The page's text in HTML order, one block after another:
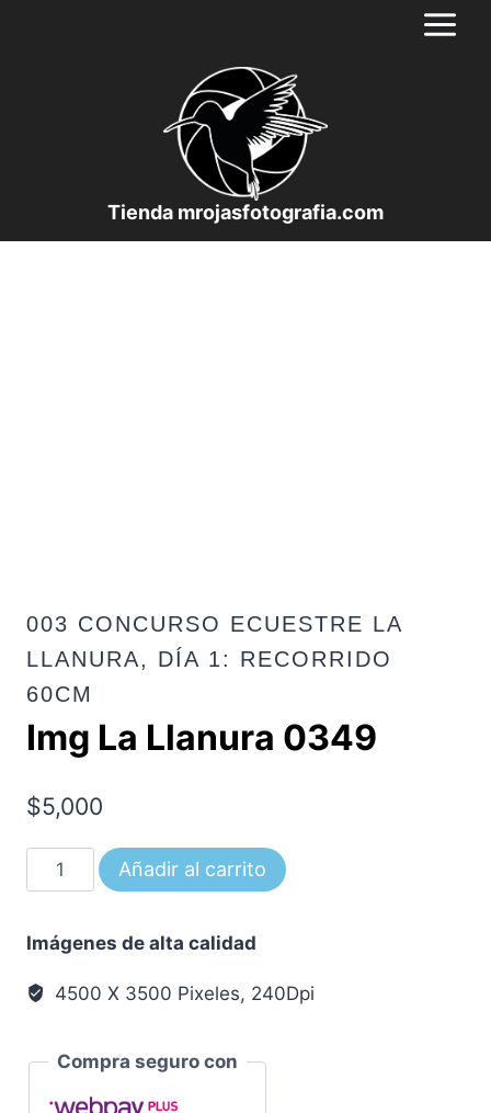
Tienda mrojasfotografia.com
003 CONCURSO ECUESTRE LA
LLANURA, DÍA 1: RECORRIDO
60CM
Img La Llanura 0349
$5,000
La
0349
cantidad
Añadir al carrito
Imágenes de alta calidad
4500 X 3500 Pixeles, 240Dpi
Compra seguro con